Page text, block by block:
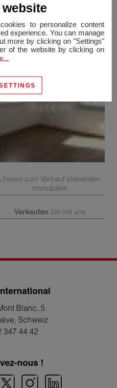
de 60 lots), 3ème
local vélo collectif.
Unsere zum Verkauf stehenden
Immobilien
Verkaufen Sie mit uns
Blanc, 5
, Schweiz
347 44 42
nous !
to personalize content
experience. You can manage
more by clicking on "Settings"
of the website by clicking on